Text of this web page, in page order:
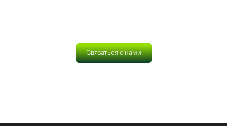
Связаться с нами